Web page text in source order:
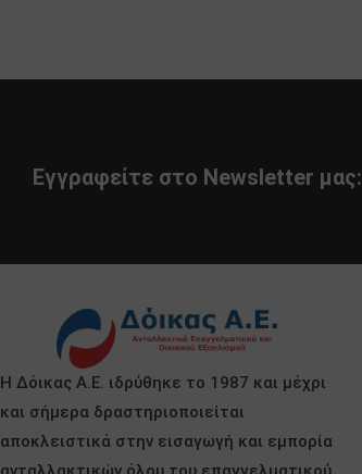
Εγγραφείτε στο Newsletter μας:
Η Δόικας Α.Ε. ιδρύθηκε το 1987 και μέχρι
και σήμερα δραστηριοποιείται
αποκλειστικά στην εισαγωγή και εμπορία